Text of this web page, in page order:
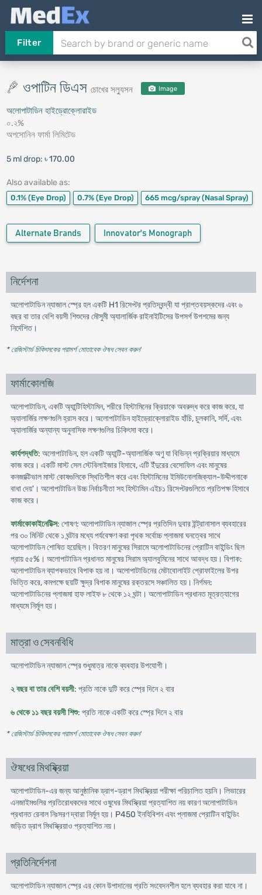
Filter
ওপাটিন ডিএস চোখের সল্যুসন Image
অলোপাটাডিন হাইড্রোক্লোরাইড
০.২%
অপসোনিন ফার্মা লিমিটেড
5 ml drop: ৳ 170.00
Also available as:
0.1% (Eye Drop) 0.7% (Eye Drop) 665 mcg/spray (Nasal Spray)
Alternate Brands Innovator's Monograph
নির্দেশনা
অলোপাটাডিন ন্যাজাল স্প্রে হল একটি H1 রিসেপ্টর প্রতিদ্বন্দ্বী যা প্রাপ্তবয়স্কদের এবং ৬
বছর বা তার বেশি বয়সী শিশুদের মৌসুমী অ্যালার্জিক রাইনাইটিসের উপসর্গ উপশমের জন্য
নির্দেশিত।
* রেজিস্টার্ড চিকিৎসকের পরামর্শ মোতাবেক ঔষধ সেবন করুন'
ফার্মাকোলজি
অলোপাটাডিন, একটি অ্যান্টিহিস্টামিন, শরীরে হিস্টামিনের ক্রিয়াকে অবরুদ্ধ করে কাজ করে, যা
অ্যালার্জির লক্ষণগুলি হ্রাস করে। অলোপাটাডিন হাইড্রোক্লোরাইড হাঁচি, চুলকানি, সর্দি, এবং
অ্যালার্জির অন্যান্য অনুনাসিক লক্ষণগুলির চিকিৎসা করে।
কার্যপদ্ধতি: অলোপাটাডিন, হল একটি অ্যান্টি-অ্যালার্জিক অণু যা বিভিন্ন প্রক্রিয়ার মাধ্যমে
কাজ করে। একটি মাস্ট সেল স্টেবিলাইজার হিসাবে, এটি ইঁদুরের বেসোফিল এবং মানুষের
কনজাক্টিভাল মাস্ট কোষগুলিকে স্থিতিশীল করে এবং হিস্টামিনের ইমিউনোলজিক্যাল-উদ্দীপনাকে
বাধা দেয়'। অলোপাটাডিন উচ্চ নির্বাচনীতা সহ হিস্টামিন এইচ১ রিসেপ্টরগুলিতে প্রতিপক্ষ হিসাবে
কাজ করে।
ফার্মাকোকাইনেটিক্স: শোষণ: অলোপাটাডিন ন্যাজাল স্প্রে প্রতিদিন দুবার ইন্ট্রানাসাল ব্যবহারের
পর ৩০ মিনিট থেকে ১ ঘন্টার মধ্যে পর্যবেক্ষণ করা পৃথক সর্বোচ্চ প্লাজমা ঘনত্বের সাথে
অলোপাটাডিন শোষিত হয়েছিল। বিতরণ মানুষের সিরামে অলোপাটাডিনের প্রোটিন বাইন্ডিং ছিল
প্রায় ৫৫%। অলোপাটাডিন প্রধানত মানুষের সিরাম অ্যালবুমিনের সাথে আবদ্ধ হয়। বিপাক:
অলোপাটাডিন ব্যাপকভাবে বিপাক হয় না। অলোপাটাডিনের মেটাবোলাইট প্রোফাইলের উপর
ভিত্তি করে, কমপক্ষে ছয়টি ক্ষুদ্র বিপাক মানুষের রক্তরসে সঞ্চালিত হয়। নির্গমন:
অলোপাটাডিনের প্লাজমা হাফ লাইফ ৮ থেকে ১২ ঘন্টা। অলোপাটাডিন প্রধানত মূত্রত্যাগের
মাধ্যমে নির্মূল হয়।
মাত্রা ও সেবনবিধি
অলোপাটাডিন ন্যাজাল স্প্রে শুধুমাত্র নাকে ব্যবহার উপযোগী।
২ বছর বা তার বেশি বয়সী: প্রতি নাকে দুটি করে স্প্রে দিনে ২ বার
৬ থেকে ১১ বছর বয়সী শিশু: প্রতি নাকে একটি করে স্প্রে দিনে ২ বার
* রেজিস্টার্ড চিকিৎসকের পরামর্শ মোতাবেক ঔষধ সেবন করুন'
ঔষধের মিথষ্ক্রিয়া
অলোপাটাডিন-এর জন্য আনুষ্ঠানিক ড্রাগ-ড্রাগ মিথস্ক্রিয়া পরীক্ষা পরিচালিত হয়নি। লিভারের
এনজাইমগুলির প্রতিরোধকদের সাথে ওষুধের মিথস্ক্রিয়া প্রত্যাশিত নয় কারণ অলোপাটাডিন
প্রধানত রেনাল নিঃসরণ দ্বারা নির্মূল হয়। P450 ইনহিবিশন এবং প্লাজমা প্রোটিন বাইন্ডিং
জড়িত ড্রাগ মিথস্ক্রিয়াও প্রত্যাশিত নয়।
প্রতিনির্দেশনা
অলোপাটাডিন ন্যাজাল স্প্রে এর কোন উপাদানের প্রতি সংবেদনশীল হলে ব্যবহার করা যাবে না।